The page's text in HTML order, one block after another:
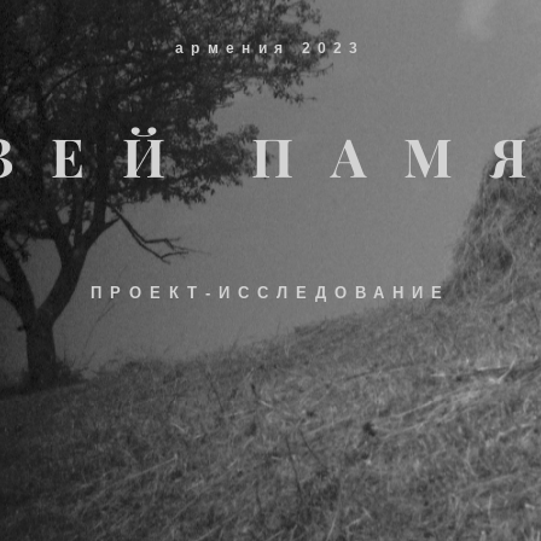
армения 2023
ПРОЕКТ-ИССЛЕДОВАНИЕ